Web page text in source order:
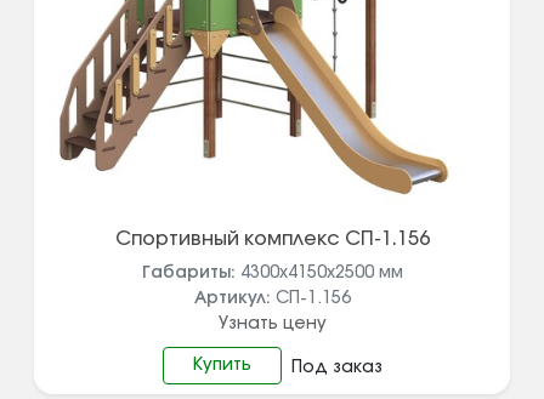
Спортивный комплекс СП-1.156
Габариты: 4300х4150х2500 мм
Артикул: СП-1.156
Узнать цену
Купить Под заказ